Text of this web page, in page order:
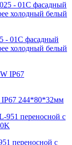
- 01C фасадный
холодный белый
IP67 244*80*32мм
переносной с